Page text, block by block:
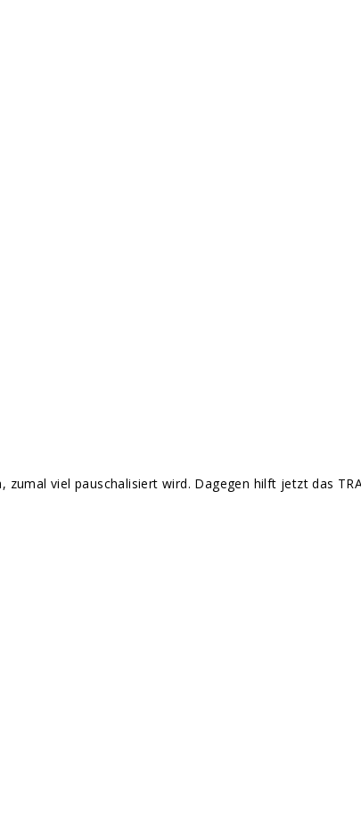
viel pauschalisiert wird. Dagegen hilft jetzt das